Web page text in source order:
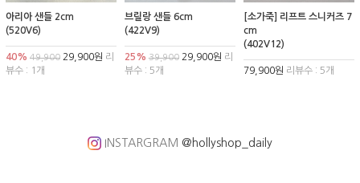
아리아 샌들 2cm
(520V6)
40% 49,900 29,900원 리
뷰수 : 1개
브릴랑 샌들 6cm
(422V9)
25% 39,90029,900원 리
뷰수 : 5개
[소가죽] 리프트 스니커즈 7
cm
(402V12)
79,900원 리뷰수 : 5개
INSTARGRAM @hollyshop_daily